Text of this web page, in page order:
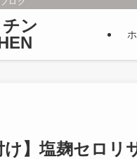
ン
け】塩麹セロリ